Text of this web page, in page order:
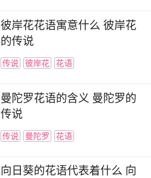
彼岸花花语寓意什么 彼岸花
的传说
传说 彼岸花 花语
曼陀罗花语的含义 曼陀罗的
传说
传说 曼陀罗 花语
向日葵的花语代表着什么 向